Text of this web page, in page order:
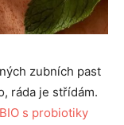
zubních past
ráda je střídám.
s probiotiky